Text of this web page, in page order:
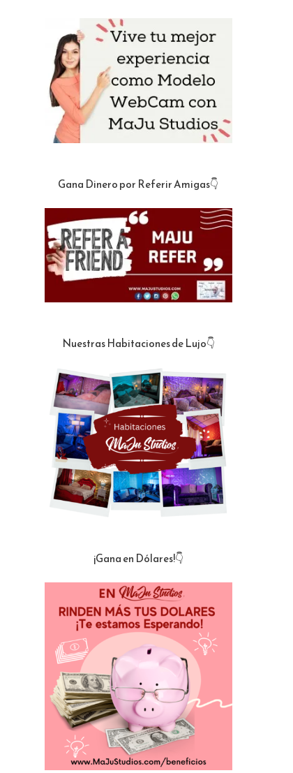
Gana Dinero por Referir Amigas👇
Nuestras Habitaciones de Lujo👇
¡Gana en Dólares!👇